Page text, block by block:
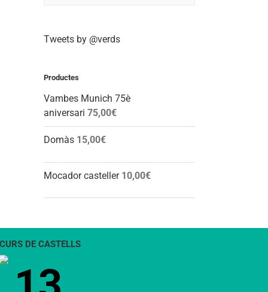
Tweets by @verds
Productes
Vambes Munich 75è
aniversari 75,00€
Domàs 15,00€
Mocador casteller 10,00€
DE CASTELLS